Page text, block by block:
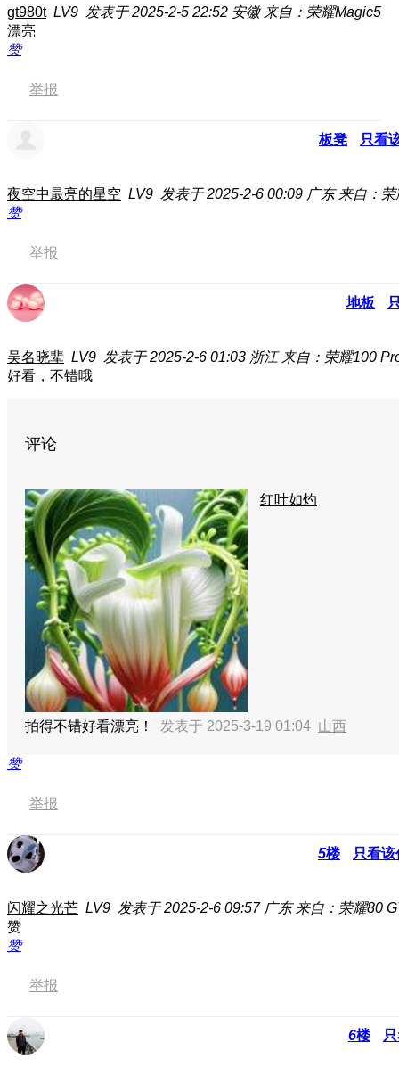
gt980t LV9 发表于 2025-2-5 22:52 安徽 来自：荣耀Magic5
漂亮
赞
举报
板凳 只看
夜空中最亮的星空 LV9 发表于 2025-2-6 00:09 广东 来自：
赞
举报
地板
吴名晓辈 LV9 发表于 2025-2-6 01:03 浙江 来自：荣耀100
好看，不错哦
评论
红叶如灼
拍得不错好看漂亮！ 发表于 2025-3-19 01:04 山西
赞
举报
5楼 只看该
闪耀之光芒 LV9 发表于 2025-2-6 09:57 广东 来自：荣耀80
赞
赞
举报
6楼